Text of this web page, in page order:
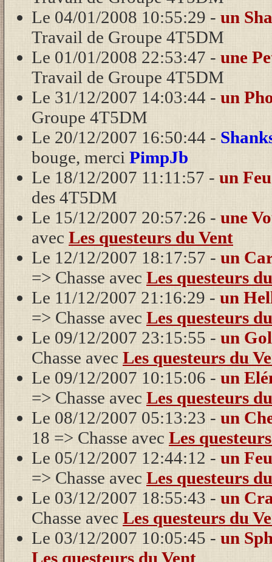
Le 04/01/2008 10:55:29 - un
Travail de Groupe 4T5DM
Le 01/01/2008 22:53:47 - une
Travail de Groupe 4T5DM
Le 31/12/2007 14:03:44 - un
Groupe 4T5DM
Le 20/12/2007 16:50:44 -
bouge, merci PimpJb
Le 18/12/2007 11:11:57 - un
des 4T5DM
Le 15/12/2007 20:57:26 - une
avec Les questeurs du Vent
Le 12/12/2007 18:17:57 - un
=> Chasse avec Les questeurs
Le 11/12/2007 21:16:29 - un
=> Chasse avec Les questeurs
Le 09/12/2007 23:15:55 - un
Chasse avec Les questeurs du
Le 09/12/2007 10:15:06 - un
=> Chasse avec Les questeurs
Le 08/12/2007 05:13:23 - un
18 => Chasse avec Les
Le 05/12/2007 12:44:12 - un
=> Chasse avec Les questeurs
Le 03/12/2007 18:55:43 - un
Chasse avec Les questeurs du
Le 03/12/2007 10:05:45 - un
Les questeurs du Vent